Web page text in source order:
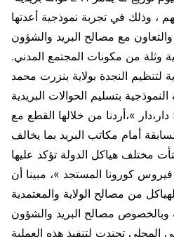
، وذلك في تجربة نموذجية أعدتها
مع مصالح البريد والشؤون
وثلة من مكونات المجتمع المدني.
لتنظيم النجدة بولاية بنزرت محمد
بتسليم الحوالات البريدية
»،أردنا من خلالها القطع مع
أمام مكاتب البريد بما يخالف
مختلف هياكل الدولة تؤكد عليها
كورونا المستجد »، مبينا أن
من مصالح الولاية والمعتمدية
وبالخصوص مصالح البريد والشؤون
المحلي تجندت لتنفيذ هذه العملية